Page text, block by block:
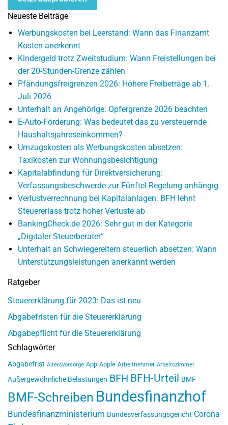
Neueste Beiträge
Werbungskosten bei Leerstand: Wann das Finanzamt
Kosten anerkennt
Kindergeld trotz Zweitstudium: Wann Freistellungen bei
der 20-Stunden-Grenze zählen
Pfändungsfreigrenzen 2026: Höhere Freibeträge ab 1.
Juli 2026
Unterhalt an Angehörige: Opfergrenze 2026 beachten
E-Auto-Förderung: Was bedeutet das zu versteuernde
Haushaltsjahreseinkommen?
Umzugskosten als Werbungskosten absetzen:
Taxikosten zur Wohnungsbesichtigung
Kapitalabfindung für Direktversicherung:
Verfassungsbeschwerde zur Fünftel-Regelung anhängig
Verlustverrechnung bei Kapitalanlagen: BFH lehnt
Steuererlass trotz hoher Verluste ab
BankingCheck.de 2026: Sehr gut in der Kategorie
„Digitaler Steuerberater“
Unterhalt an Schwiegereltern steuerlich absetzen: Wann
Unterstützungsleistungen anerkannt werden
Ratgeber
Steuererklärung für 2023: Das ist neu
Abgabefristen für die Steuererklärung
Abgabepflicht für die Steuererklärung
Schlagwörter
Abgabefrist Altersvorsorge App Apple Arbeitnehmer Arbeitszimmer
Außergewöhnliche Belastungen BFH BFH-Urteil BMF
BMF-Schreiben Bundesfinanzhof
Bundesfinanzministerium Bundesverfassungsgericht Corona